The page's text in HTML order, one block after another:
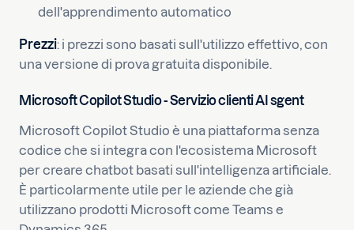
dell'apprendimento automatico
Prezzi: i prezzi sono basati sull'utilizzo effettivo, con
una versione di prova gratuita disponibile.
Microsoft Copilot Studio - Servizio clienti AI sgent
Microsoft Copilot Studio è una piattaforma senza
codice che si integra con l'ecosistema Microsoft
per creare chatbot basati sull'intelligenza artificiale.
È particolarmente utile per le aziende che già
utilizzano prodotti Microsoft come Teams e